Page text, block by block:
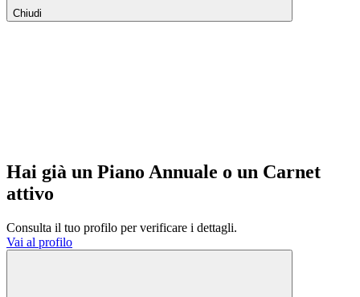
Chiudi
Hai già un Piano Annuale o un Carnet
attivo
Consulta il tuo profilo per verificare i dettagli.
Vai al profilo